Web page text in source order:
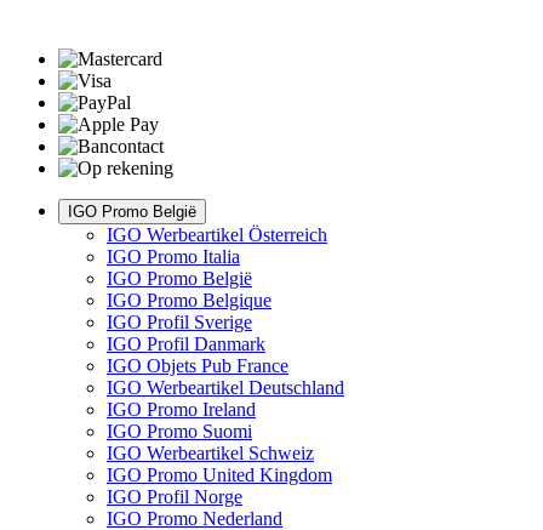
IGO Promo België
IGO Werbeartikel Österreich
IGO Promo Italia
IGO Promo België
IGO Promo Belgique
IGO Profil Sverige
IGO Profil Danmark
IGO Objets Pub France
IGO Werbeartikel Deutschland
IGO Promo Ireland
IGO Promo Suomi
IGO Werbeartikel Schweiz
IGO Promo United Kingdom
IGO Profil Norge
IGO Promo Nederland